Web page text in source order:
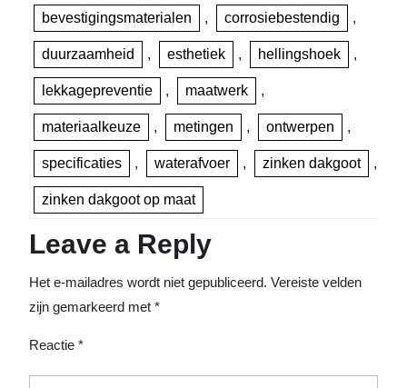
bevestigingsmaterialen , corrosiebestendig ,
duurzaamheid , esthetiek , hellingshoek ,
lekkagepreventie , maatwerk ,
materiaalkeuze , metingen , ontwerpen ,
specificaties , waterafvoer , zinken dakgoot ,
zinken dakgoot op maat
Leave a Reply
Het e-mailadres wordt niet gepubliceerd. Vereiste velden
zijn gemarkeerd met *
Reactie *